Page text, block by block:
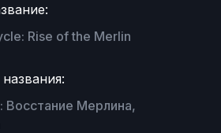
Rise of the Merlin
Восстание Мерлина,